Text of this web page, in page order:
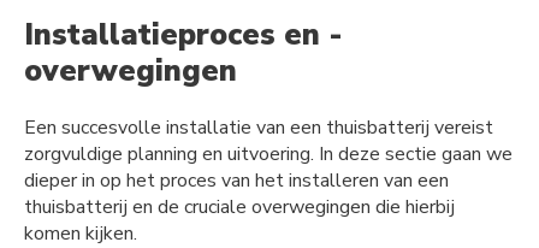
Installatieproces en -
overwegingen
Een succesvolle installatie van een thuisbatterij vereist
zorgvuldige planning en uitvoering. In deze sectie gaan we
dieper in op het proces van het installeren van een
thuisbatterij en de cruciale overwegingen die hierbij
komen kijken.